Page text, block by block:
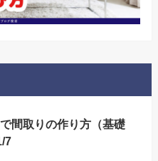
間取りの作り方（基礎
7